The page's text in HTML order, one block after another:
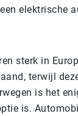
elektrische
sterk in
terwijl
is het
is.